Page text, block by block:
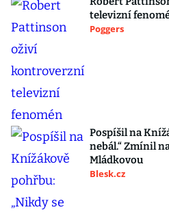
televizní
Poggers
Pospíšil na
nebál.“ Zmínil
Mládkovou
Blesk.cz